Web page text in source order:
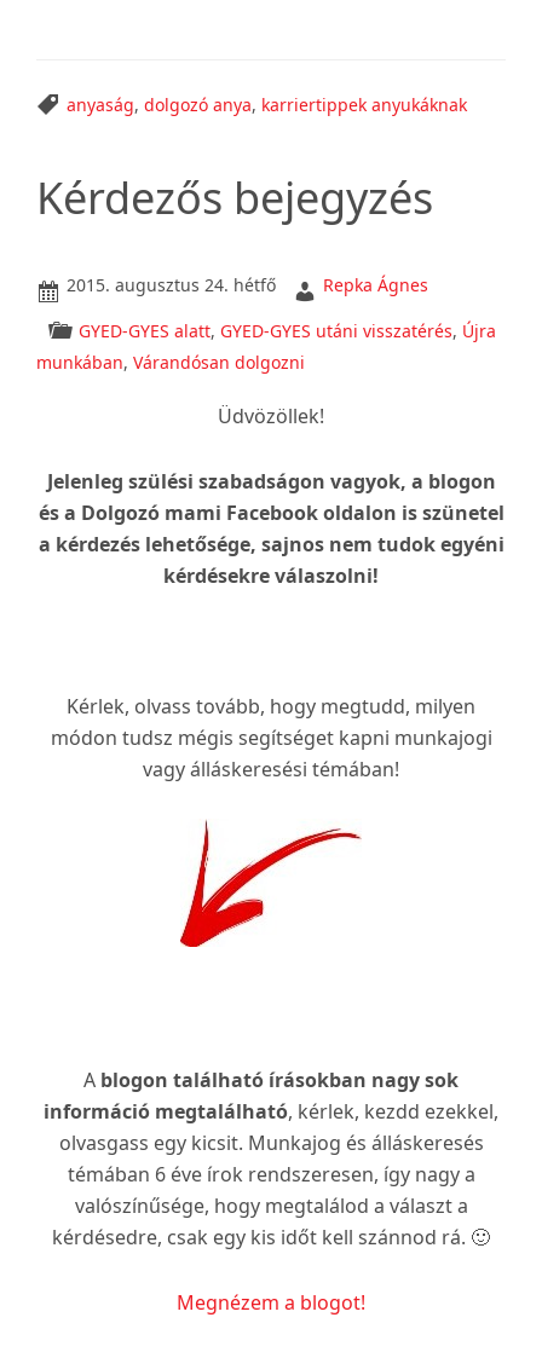
sikeres
anyukáknak!
anyaság, dolgozó anya, karriertippek anyukáknak
Kérdezős bejegyzés
2015. augusztus 24. hétfő Repka Ágnes
GYED-GYES alatt, GYED-GYES utáni visszatérés, Újra
munkában, Várandósan dolgozni
Üdvözöllek!
Jelenleg szülési szabadságon vagyok, a blogon
és a Dolgozó mami Facebook oldalon isszünetel
a kérdezés lehetősége, sajnos nem tudok egyéni
kérdésekre válaszolni!
Kérlek, olvass tovább, hogy megtudd, milyen
módon tudsz mégis segítséget kapni munkajogi
vagy álláskeresési témában!
A blogon található írásokban nagy sok
információ megtalálható, kérlek, kezdd ezekkel,
olvasgass egy kicsit. Munkajog és álláskeresés
témában 6 éve írok rendszeresen, így nagy a
valószínűsége, hogy megtalálod a választ a
kérdésedre, csak egy kis időt kell szánnod rá. 🙂
Megnézem a blogot!